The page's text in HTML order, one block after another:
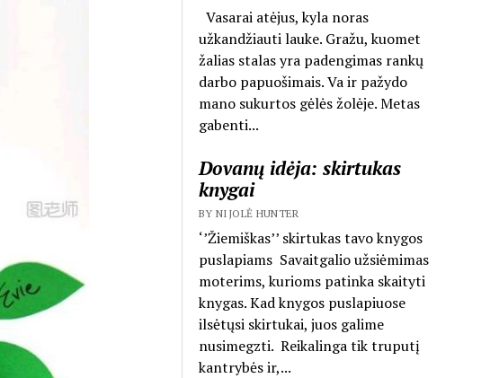
Vasarai atėjus, kyla noras
užkandžiauti lauke. Gražu, kuomet
žalias stalas yra padengimas rankų
darbo papuošimais. Va ir pažydo
mano sukurtos gėlės žolėje. Metas
gabenti...
Dovanų idėja: skirtukas
knygai
BY NIJOLĖ HUNTER
‘’Žiemiškas’’ skirtukas tavo knygos
puslapiams Savaitgalio užsiėmimas
moterims, kurioms patinka skaityti
knygas. Kad knygos puslapiuose
ilsėtųsi skirtukai, juos galime
nusimegzti. Reikalinga tik truputį
kantrybės ir,...